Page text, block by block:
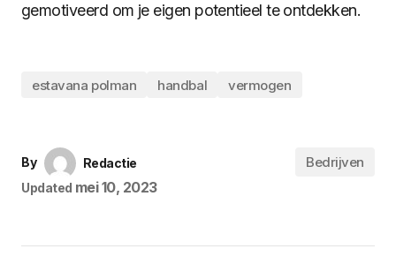
gemotiveerd om je eigen potentieel te ontdekken.
estavana polman handbal vermogen
By
Redactie
Updated mei 10, 2023
Bedrijven